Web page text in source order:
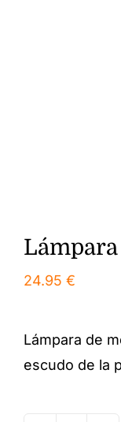
24.95 €
Lámpara de
escudo de la